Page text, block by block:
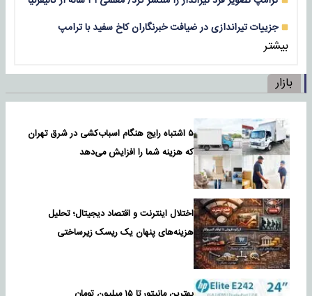
جزییات تیراندازی در ضیافت خبرنگاران کاخ سفید با ترامپ
بیشتر
بازار
۵ اشتباه رایج هنگام اسباب‌کشی در شرق تهران
که هزینه شما را افزایش می‌دهد
اختلال اینترنت و اقتصاد دیجیتال؛ تحلیل
هزینه‌های پنهان یک ریسک زیرساختی